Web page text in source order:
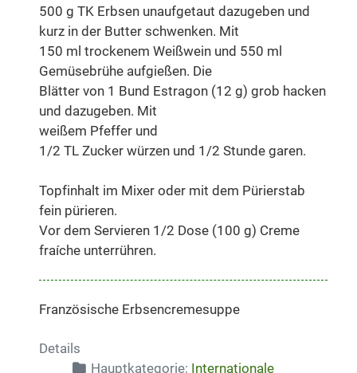
500 g TK Erbsen unaufgetaut dazugeben und
kurz in der Butter schwenken. Mit
150 ml trockenem Weißwein und 550 ml
Gemüsebrühe aufgießen. Die
Blätter von 1 Bund Estragon (12 g) grob hacken
und dazugeben. Mit
weißem Pfeffer und
1/2 TL Zucker würzen und 1/2 Stunde garen.
Topfinhalt im Mixer oder mit dem Pürierstab
fein pürieren.
Vor dem Servieren 1/2 Dose (100 g) Creme
fraíche unterrühren.
Französische Erbsencremesuppe
Details
Hauptkategorie: Internationale